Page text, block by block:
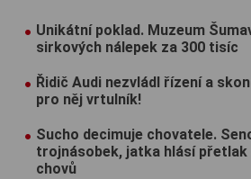
Unikátní poklad. Muzeum
sirkových nálepek za 300 tisíc
Řidič Audi nezvládl řízení a
pro něj vrtulník!
Sucho decimuje chovatele.
trojnásobek, jatka hlásí přetlak
chovů